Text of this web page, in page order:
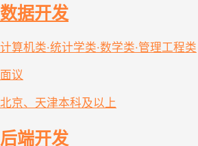
数据开发
计算机类·统计学类·数学类·管理工程类
面议
北京、天津本科及以上
后端开发